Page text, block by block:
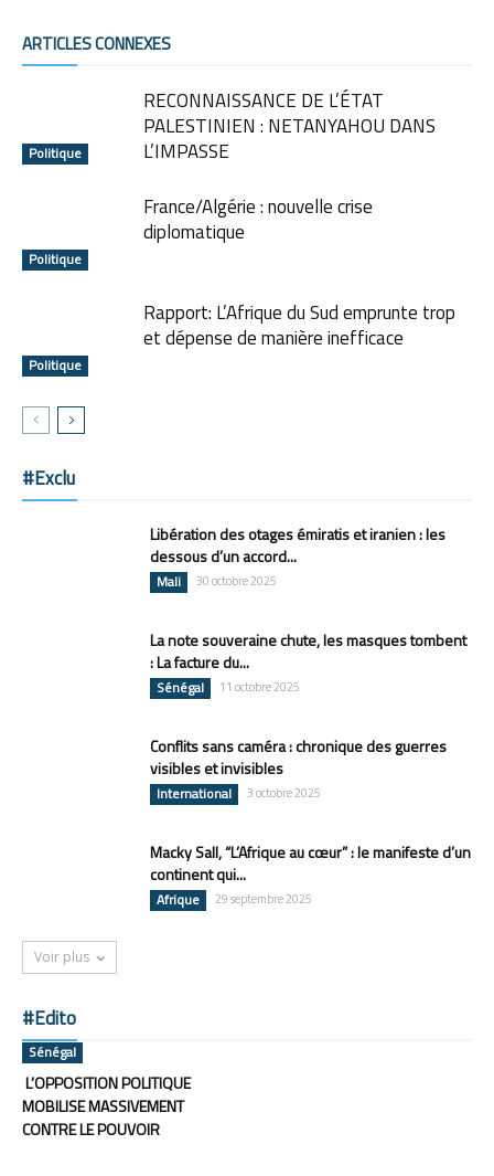
ARTICLES CONNEXES
Politique
RECONNAISSANCE DE L’ÉTAT
PALESTINIEN : NETANYAHOU DANS
L’IMPASSE
Politique
France/Algérie : nouvelle crise
diplomatique
Politique
Rapport: L’Afrique du Sud emprunte trop
et dépense de manière inefficace
#Exclu
Libération des otages émiratis et iranien : les
dessous d’un accord...
Mali 30 octobre 2025
La note souveraine chute, les masques tombent
: La facture du...
Sénégal 11 octobre 2025
Conflits sans caméra : chronique des guerres
visibles et invisibles
International 3 octobre 2025
Macky Sall, “L’Afrique au cœur” : le manifeste d’un
continent qui...
Afrique 29 septembre 2025
Voir plus
#Edito
Sénégal
L’OPPOSITION POLITIQUE
MOBILISE MASSIVEMENT
CONTRE LE POUVOIR